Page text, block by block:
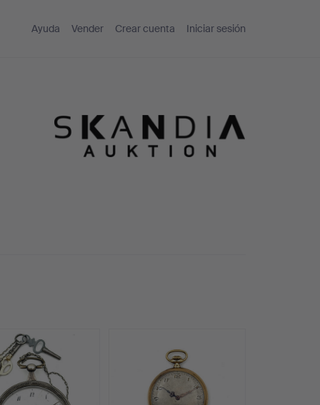
Ayuda Vender Crear cuenta Iniciar sesión